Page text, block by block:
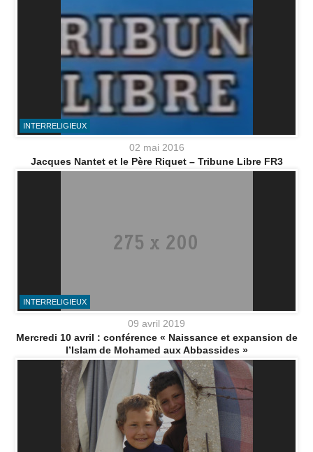
INTERRELIGIEUX
02 mai 2016
Jacques Nantet et le Père Riquet – Tribune Libre FR3
INTERRELIGIEUX
09 avril 2019
Mercredi 10 avril : conférence « Naissance et expansion de
l’Islam de Mohamed aux Abbassides »